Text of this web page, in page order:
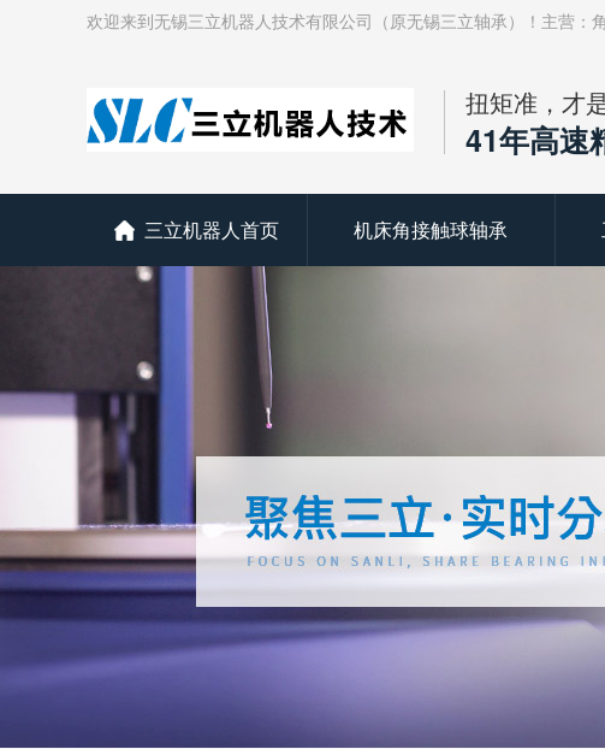
欢迎来到无锡三立机器人技术有限公司（原无锡三立轴承）！主营
扭矩准，才
41年高速
三立机器人首页 机床角接触球轴承